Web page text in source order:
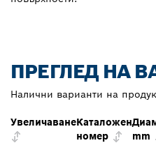
ПРЕГЛЕД НА
Налични варианти на
УвеличаванеКаталожен
номер
mm